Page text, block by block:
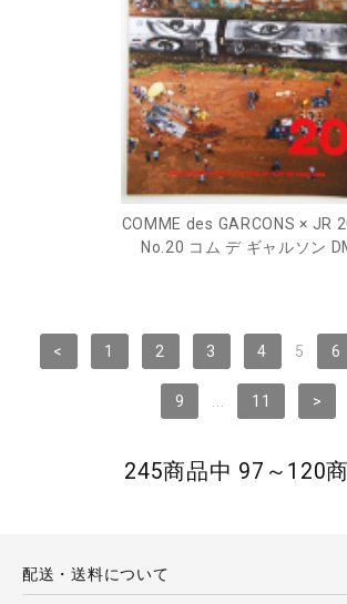
COMME des GARCONS × JR
No.20 コム デ ギャルソン
< 1 2 3 4 5 6
9 11 >
245商品中 97～120
配送・送料について